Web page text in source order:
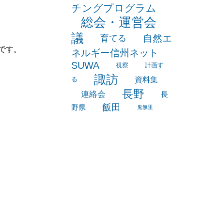
す。
チングプログラム
総会・運営会
議
育てる
自然エ
ネルギー信州ネット
SUWA
視察
計画す
る
諏訪 資料集
連絡会 長野
長
野県
飯田 鬼無里